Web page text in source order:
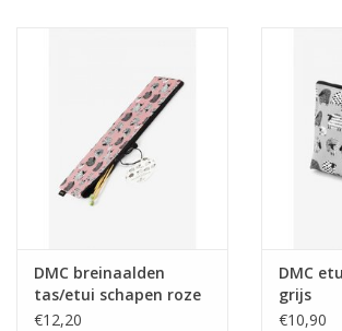
DMC breinaalden
tas/etui schapen roze
€12,20
DMC
grijs
€10,90